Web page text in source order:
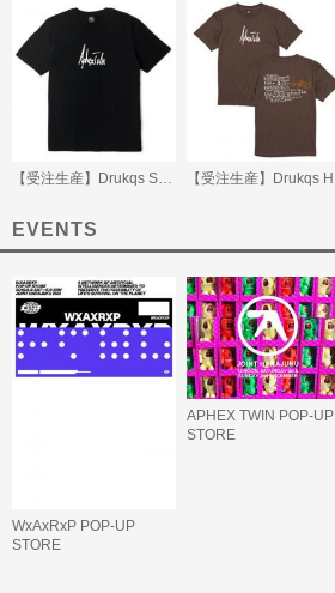
EVENTS
WxAxRxP POP-UP
STORE
APHEX TWIN POP-UP
STORE